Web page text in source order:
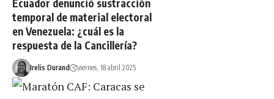
Ecuador denunció sustracción
temporal de material electoral
en Venezuela: ¿cuál es la
respuesta de la Cancillería?
Irelis Durand viernes, 18 abril 2025